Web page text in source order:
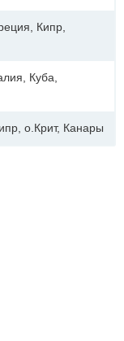
Кипр,
Куба,
о.Крит, Канары